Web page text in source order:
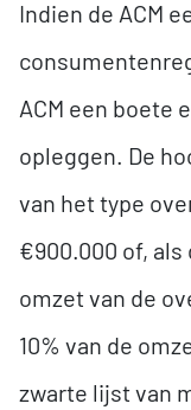
Indien de ACM
ACM een boete
opleggen. De
van het type
€900.000 of, als
omzet van de
10% van de
zwarte lijst van